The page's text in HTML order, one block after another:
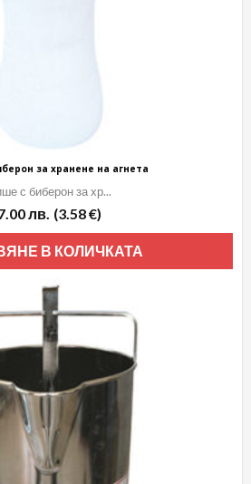
за хранене на агнета
с биберон за хр...
лв. (3.58 €)
В КОЛИЧКАТА